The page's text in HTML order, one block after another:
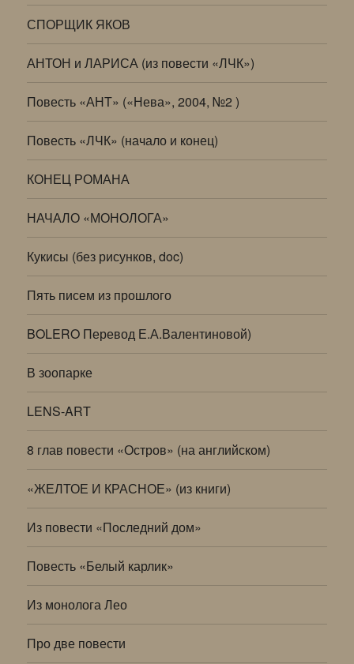
СПОРЩИК ЯКОВ
АНТОН и ЛАРИСА (из повести «ЛЧК»)
Повесть «АНТ» («Нева», 2004, №2 )
Повесть «ЛЧК» (начало и конец)
КОНЕЦ РОМАНА
НАЧАЛО «МОНОЛОГА»
Кукисы (без рисунков, doc)
Пять писем из прошлого
BOLERO Перевод Е.А.Валентиновой)
В зоопарке
LENS-ART
8 глав повести «Остров» (на английском)
«ЖЕЛТОЕ И КРАСНОЕ» (из книги)
Из повести «Последний дом»
Повесть «Белый карлик»
Из монолога Лео
Про две повести